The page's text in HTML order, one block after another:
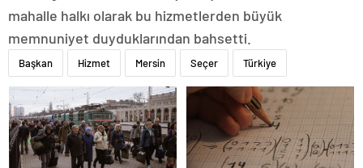
mahalle halkı olarak bu hizmetlerden büyük
memnuniyet duyduklarından bahsetti.
Başkan Hizmet Mersin Seçer Türkiye